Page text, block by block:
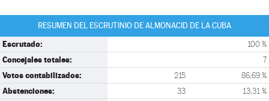
RESUMEN DEL ESCRUTINIO DE ALMONACID DE LA CUBA
Escrutado: 100 %
Concejales totales: 7
Votos contabilizados: 215 86,69 %
Abstenciones: 33 13,31 %